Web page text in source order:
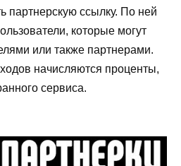
партнерскую ссылку. По ней
которые могут
или также партнерами.
начисляются проценты,
сервиса.